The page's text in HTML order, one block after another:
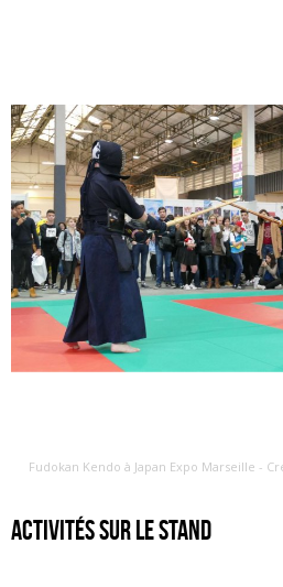
Fudokan Kendo à Japan Expo Marseille -
Activités sur le stand